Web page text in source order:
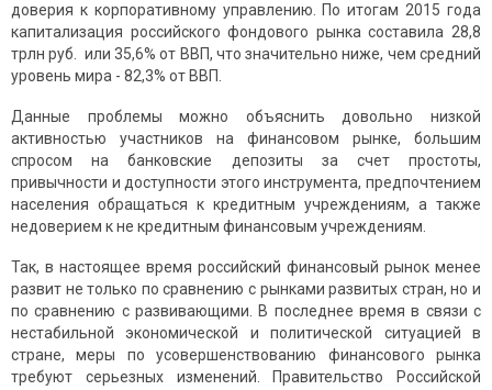
доверия к корпоративному управлению. По итогам 2015 года
капитализация российского фондового рынка составила 28,8
трлн руб. или 35,6% от ВВП, что значительно ниже, чем средний
уровень мира - 82,3% от ВВП.
Данные проблемы можно объяснить довольно низкой
активностью участников на финансовом рынке, большим
спросом на банковские депозиты за счет простоты,
привычности и доступности этого инструмента, предпочтением
населения обращаться к кредитным учреждениям, а также
недоверием к не кредитным финансовым учреждениям.
Так, в настоящее время российский финансовый рынок менее
развит не только по сравнению с рынками развитых стран, но и
по сравнению с развивающими. В последнее время в связи с
нестабильной экономической и политической ситуацией в
стране, меры по усовершенствованию финансового рынка
требуют серьезных изменений. Правительство Российской